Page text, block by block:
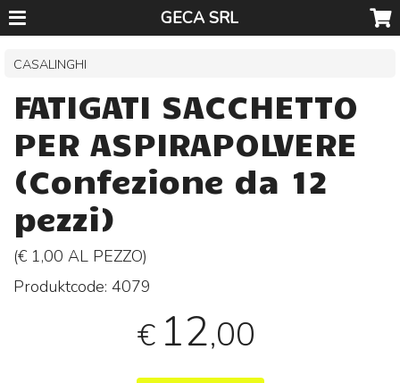
GECA SRL
CASALINGHI
FATIGATI SACCHETTO
PER ASPIRAPOLVERE
(Confezione da 12
pezzi)
(€ 1,00 AL PEZZO)
Produktcode:4079
€ 12,00